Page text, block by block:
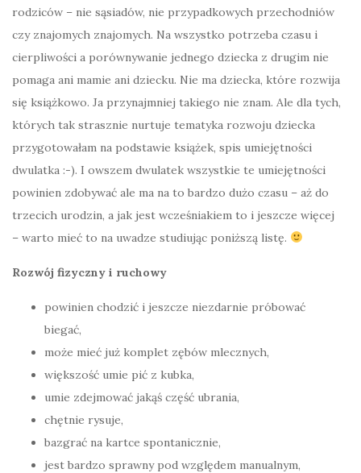
rodziców – nie sąsiadów, nie przypadkowych przechodniów
czy znajomych znajomych. Na wszystko potrzeba czasu i
cierpliwości a porównywanie jednego dziecka z drugim nie
pomaga ani mamie ani dziecku. Nie ma dziecka, które rozwija
się książkowo. Ja przynajmniej takiego nie znam. Ale dla tych,
których tak strasznie nurtuje tematyka rozwoju dziecka
przygotowałam na podstawie książek, spis umiejętności
dwulatka :-). I owszem dwulatek wszystkie te umiejętności
powinien zdobywać ale ma na to bardzo dużo czasu – aż do
trzecich urodzin, a jak jest wcześniakiem to i jeszcze więcej
– warto mieć to na uwadze studiując poniższą listę.
Rozwój fizyczny i ruchowy
powinien chodzić i jeszcze niezdarnie próbować
biegać,
może mieć już komplet zębów mlecznych,
większość umie pić z kubka,
umie zdejmować jakąś część ubrania,
chętnie rysuje,
bazgrać na kartce spontanicznie,
jest bardzo sprawny pod względem manualnym,